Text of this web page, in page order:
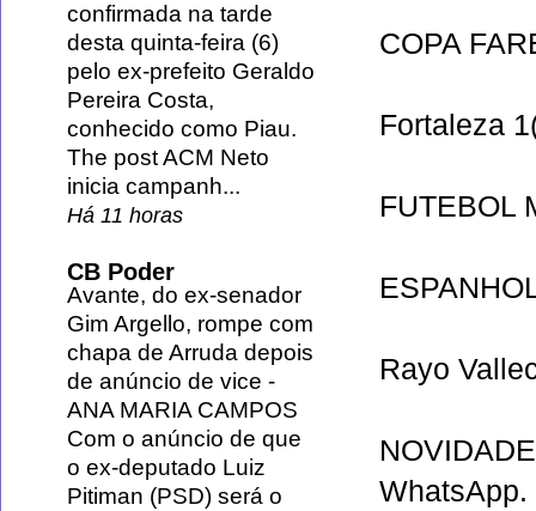
COPA
Fortaleza
FUTEBOL
Rayo
WhatsApp.
confirmada na tarde
desta quinta-feira (6)
pelo ex-prefeito Geraldo
Pereira Costa,
conhecido como Piau.
The post ACM Neto
inicia campanh...
Há 11 horas
CB Poder
Avante, do ex-senador
Gim Argello, rompe com
chapa de Arruda depois
de anúncio de vice -
ANA MARIA CAMPOS
Com o anúncio de que
o ex-deputado Luiz
Pitiman (PSD) será o